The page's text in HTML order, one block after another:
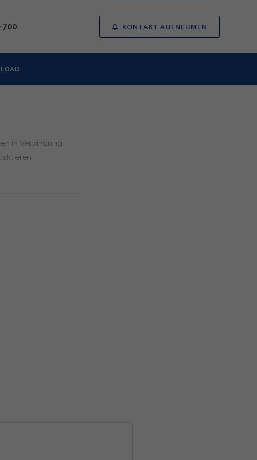
700 KONTAKT AUFNEHMEN
in Verbindung.